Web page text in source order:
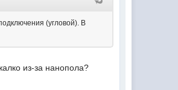
(угловой). В
из-за нанопола?